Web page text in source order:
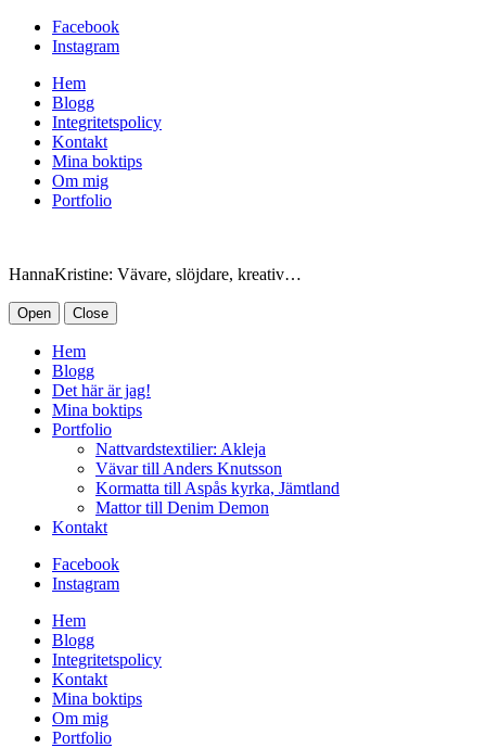
Facebook
Instagram
Hem
Blogg
Integritetspolicy
Kontakt
Mina boktips
Om mig
Portfolio
HannaKristine: Vävare, slöjdare, kreativ…
Open Close
Hem
Blogg
Det här är jag!
Mina boktips
Portfolio
Nattvardstextilier: Akleja
Vävar till Anders Knutsson
Kormatta till Aspås kyrka, Jämtland
Mattor till Denim Demon
Kontakt
Facebook
Instagram
Hem
Blogg
Integritetspolicy
Kontakt
Mina boktips
Om mig
Portfolio